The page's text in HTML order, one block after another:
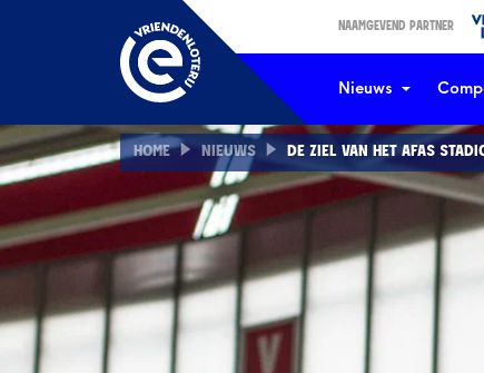
NAAMGEVEND PARTNER
Nieuws
HOME NIEUWS DE ZIEL VAN HET AFAS